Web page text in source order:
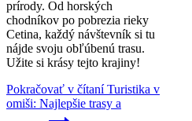
prírody. Od horských
chodníkov po pobrezia rieky
Cetina, každý návštevník si tu
nájde svoju obľúbenú trasu.
Užite si krásy tejto krajiny!
Pokračovať v čítaníTuristika v
omiši: Najlepšie trasy a